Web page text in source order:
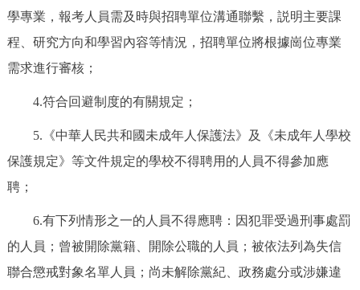
學專業，報考人員需及時與招聘單位溝通聯繫，説明主要課
程、研究方向和學習內容等情況，招聘單位將根據崗位專業
需求進行審核；
4.符合回避制度的有關規定；
5.《中華人民共和國未成年人保護法》及《未成年人學校
保護規定》等文件規定的學校不得聘用的人員不得參加應
聘；
6.有下列情形之一的人員不得應聘：因犯罪受過刑事處罰
的人員；曾被開除黨籍、開除公職的人員；被依法列為失信
聯合懲戒對象名單人員；尚未解除黨紀、政務處分或涉嫌違